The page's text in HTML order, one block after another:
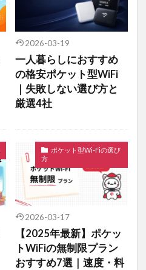
2026-03-19
一人暮らしにおすすめ
の格安ポケット型WiFi
｜失敗しない選び方と
厳選4社
ポケット型Wi-Fiの選び
方
2026-03-17
【2025年最新】ポケッ
トWiFiの無制限プラン
おすすめ7選｜速度・料